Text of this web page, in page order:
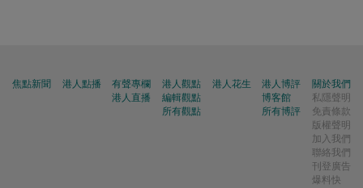
焦點新聞 港人點播
有聲專欄
港人直播
港人觀點
編輯觀點
所有觀點
港人花生
港人博評
博客館
所有博評
關於我們
私隱聲明
免責條款
版權聲明
加入我們
聯絡我們
刊登廣告
爆料快